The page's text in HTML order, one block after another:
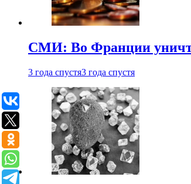
СМИ: Во Франции
3 года спустя3 года спустя